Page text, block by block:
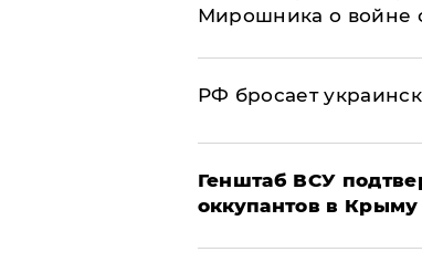
Мирошника о войне
РФ бросает
Генштаб ВСУ
оккупантов в